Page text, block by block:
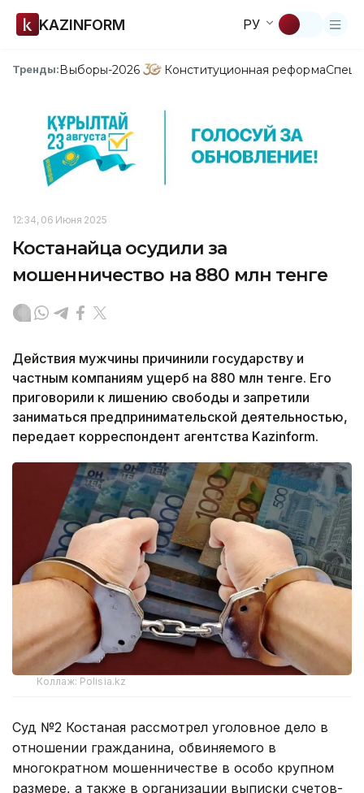
KAZINFORM РУ
Тренды:Выборы-2026 Конституционная реформа
12:34, 06 Июня 2025
Костанайца осудили за
мошенничество на 880 млн тенге
Действия мужчины причинили государству и
частным компаниям ущерб на 880 млн тенге. Его
приговорили к лишению свободы и запретили
заниматься предпринимательской деятельностью,
передает корреспондент агентства Kazinform.
Коллаж: Polisia.kz
Суд №2 Костаная рассмотрел уголовное дело в
отношении гражданина, обвиняемого в
многократном мошенничестве в особо крупном
размере, а также в организации выписки счетов-